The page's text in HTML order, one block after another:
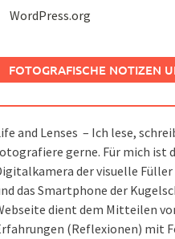
WordPress.org
FOTOGRAFISCHE NOTIZEN
and Lenses – Ich lese,
gerne. Für mich ist
der visuelle
das Smartphone der
dient dem Mitteilen
(Reflexionen) mit